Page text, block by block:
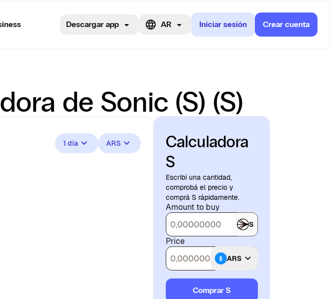
Descargar app AR Iniciar sesión Crear cuenta
de Sonic (S) (S)
1 día ARS
Calculadora
S
Escribí una cantidad,
comprobá el precio y
comprá S rápidamente.
Amount to buy
S
Price
ARS
Comprar S